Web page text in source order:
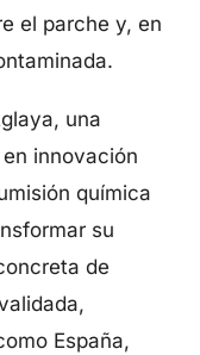
el parche y, en
una
innovación
química
su
de
España,